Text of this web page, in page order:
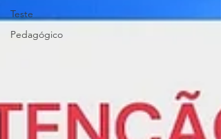
Teste
Pedagógico